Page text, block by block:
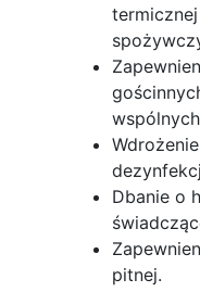
Dbanie o
pitnej.